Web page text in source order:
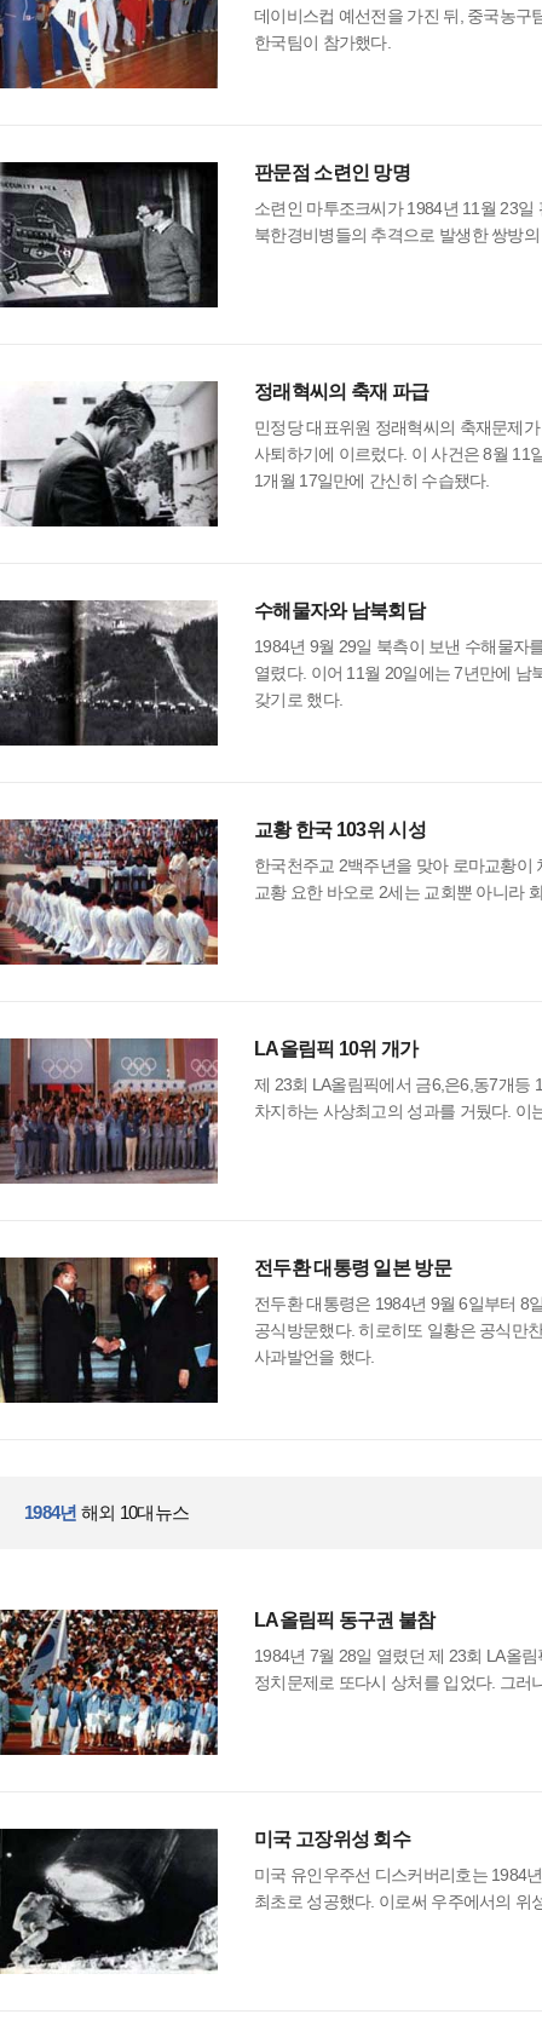
데이비스컵 예선전을 가진 뒤, 중국농구
한국팀이 참가했다.
판문점 소련인 망명
소련인 마투조크씨가 1984년 11월 23
북한경비병들의 추격으로 발생한 쌍방
정래혁씨의 축재 파급
민정당 대표위원 정래혁씨의 축재문제
사퇴하기에 이르렀다. 이 사건은 8월 11
1개월 17일만에 간신히 수습됐다.
수해물자와 남북회담
1984년 9월 29일 북측이 보낸 수해물자
열렸다. 이어 11월 20일에는 7년만에
갖기로 했다.
교황 한국 103위 시성
한국천주교 2백주년을 맞아 로마교황이
교황 요한 바오로 2세는 교회뿐 아니라
LA올림픽 10위 개가
제 23회 LA올림픽에서 금6,은6,동7개등
차지하는 사상최고의 성과를 거뒀다. 이
전두환 대통령 일본 방문
전두환 대통령은 1984년 9월 6일부터 8
공식방문했다. 히로히또 일황은 공식만
사과발언을 했다.
1984년 해외 10대뉴스
LA올림픽 동구권 불참
1984년 7월 28일 열렸던 제 23회 LA올
정치문제로 또다시 상처를 입었다. 그러
미국 고장위성 회수
미국 유인우주선 디스커버리호는 1984
최초로 성공했다. 이로써 우주에서의 위